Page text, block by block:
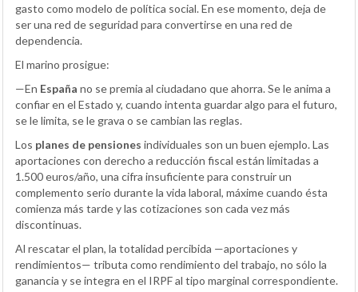
gasto como modelo de política social. En ese momento, deja de
ser una red de seguridad para convertirse en una red de
dependencia.
El marino prosigue:
—En España no se premia al ciudadano que ahorra. Se le anima a
confiar en el Estado y, cuando intenta guardar algo para el futuro,
se le limita, se le grava o se cambian las reglas.
Los planes de pensiones individuales son un buen ejemplo. Las
aportaciones con derecho a reducción fiscal están limitadas a
1.500 euros/año, una cifra insuficiente para construir un
complemento serio durante la vida laboral, máxime cuando ésta
comienza más tarde y las cotizaciones son cada vez más
discontinuas.
Al rescatar el plan, la totalidad percibida —aportaciones y
rendimientos— tributa como rendimiento del trabajo, no sólo la
ganancia y se integra en el IRPF al tipo marginal correspondiente.